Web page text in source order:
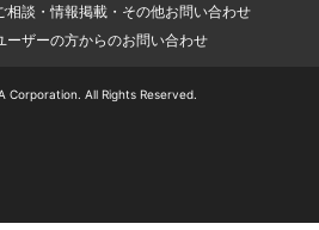
相談・情報掲載・その他お問い合わせ
ーザーの方からのお問い合わせ
Corporation. All Rights Reserved.